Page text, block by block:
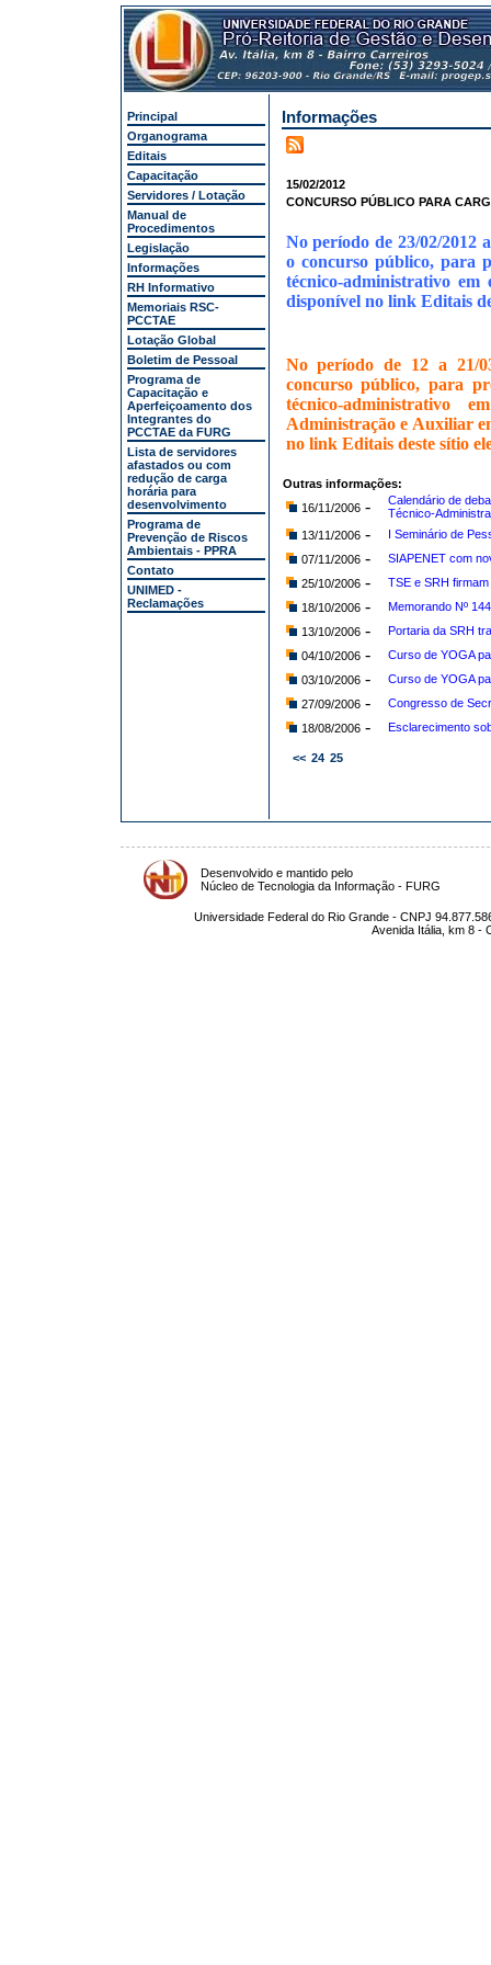
Principal
Organograma
Editais
Capacitação
Servidores / Lotação
Manual de
Procedimentos
Legislação
Informações
RH Informativo
Memoriais RSC-
PCCTAE
Lotação Global
Boletim de Pessoal
Programa de
Capacitação e
Aperfeiçoamento dos
Integrantes do
PCCTAE da FURG
Lista de servidores
afastados ou com
redução de carga
horária para
desenvolvimento
Programa de
Prevenção de Riscos
Ambientais - PPRA
Contato
UNIMED -
Reclamações
Informações
15/02/2012
CONCURSO PÚBLICO PARA
No período de 23/02/2012
o concurso público, para
técnico-administrativo
disponível no link Editais
No período de 12 a 21/
concurso público, para
técnico-administrativo
Administração e Auxiliar
no link Editais deste sítio
Outras informações:
16/11/2006-
Calendário de
Técnico-
13/11/2006-
I Seminário de
07/11/2006-
SIAPENET com
25/10/2006-
TSE e SRH
18/10/2006-
Memorando Nº
13/10/2006-
Portaria da SRH
04/10/2006-
Curso de YOGA
03/10/2006-
Curso de YOGA
27/09/2006-
Congresso de
18/08/2006- Esclarecimento
<< 24 25
Desenvolvido e mantido pelo
Núcleo de Tecnologia da Informação - FURG
Universidade Federal do Rio Grande - CNPJ
Avenida Itália, km 8 -